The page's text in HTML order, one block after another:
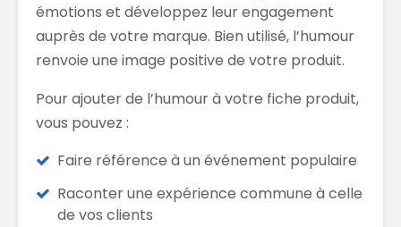
émotions et développez leur engagement
auprès de votre marque. Bien utilisé, l’humour
renvoie une image positive de votre produit.
Pour ajouter de l’humour à votre fiche produit,
vous pouvez :
Faire référence à un événement populaire
Raconter une expérience commune à celle
de vos clients